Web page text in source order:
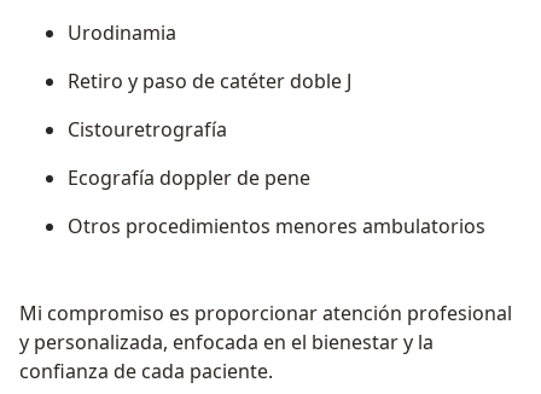
Urodinamia
Retiro y paso de catéter doble J
Cistouretrografía
Ecografía doppler de pene
Otros procedimientos menores ambulatorios
Mi compromiso es proporcionar atención profesional
y personalizada, enfocada en el bienestar y la
confianza de cada paciente.